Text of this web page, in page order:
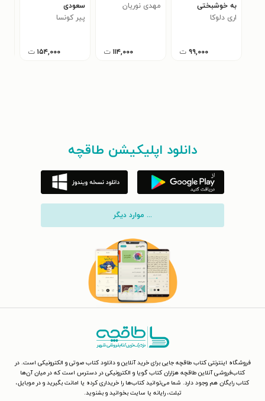
به خوشبختی
اری دلوکا
۹۹,۰۰۰ ت
مهدی نوریان
۱۱۴,۰۰۰ ت
سعودی
پیر کونسا
۱۵۴,۰۰۰ ت
دانلود اپلیکیشن طاقچه
... موارد دیگر
فروشگاه اینترنتی کتاب طاقچه جایی برای خرید آنلاین و دانلود کتاب صوتی و الکترونیکی است. در
کتاب‌فروشی آنلاین طاقچه هزاران کتاب گویا و الکترونیکی در دسترس است که در میان آن‌ها
کتاب رایگان هم وجود دارد. شما می‌توانید کتاب‌ها را خریداری کرده یا امانت بگیرید و در موبایل،
تبلت، رایانه یا سایت بخوانید و بشنوید.